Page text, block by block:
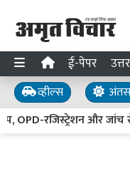
ई-पेपर
व्हील्स अंतस
रजिस्ट्रेशन और जांच